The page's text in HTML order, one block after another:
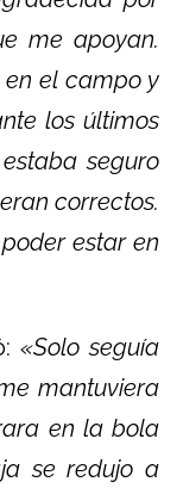
me apoyan.
el campo y
los últimos
seguro
correctos.
estar en
«Solo seguía
mantuviera
en la bola
se redujo a